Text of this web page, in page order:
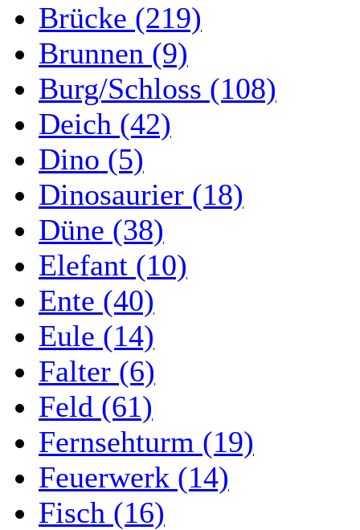
Brücke (219)
Brunnen (9)
Burg/Schloss (108)
Deich (42)
Dino (5)
Dinosaurier (18)
Düne (38)
Elefant (10)
Ente (40)
Eule (14)
Falter (6)
Feld (61)
Fernsehturm (19)
Feuerwerk (14)
Fisch (16)